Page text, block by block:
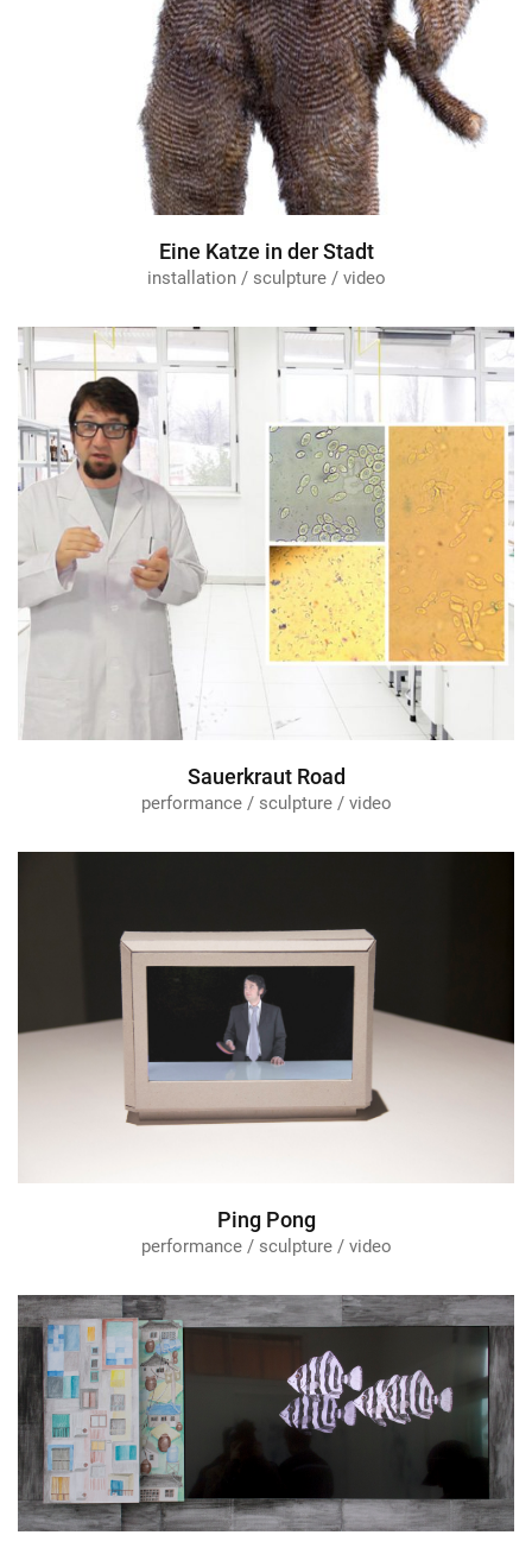
Eine Katze in der Stadt
installation / sculpture / video
Sauerkraut Road
performance / sculpture / video
Ping Pong
performance / sculpture / video